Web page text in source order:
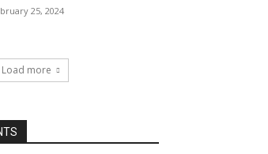
25, 2024
Load more